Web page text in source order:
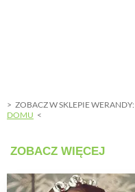
ZOBACZ W SKLEPIE WERANDY:
DOMU